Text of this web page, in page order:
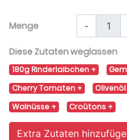
Menge -
Diese Zutaten weglassen
180g Rinderlaibchen
Cherry Tomaten
Olivenöl
Walnüsse
Croûtons
Extra Zutaten